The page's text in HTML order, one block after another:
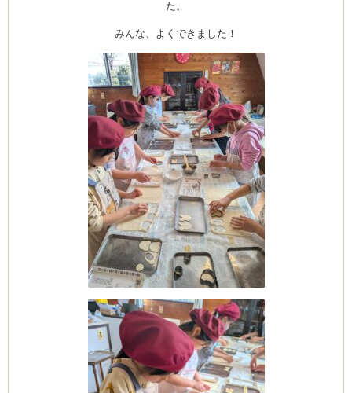
た。
みんな、よくできました！